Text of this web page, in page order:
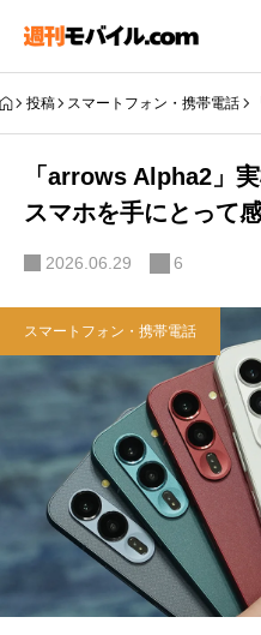
投稿 スマートフォン・携帯電話
「arrows Alpha2」
スマホを手にとって
2026.06.29 6
スマートフォン・携帯電話